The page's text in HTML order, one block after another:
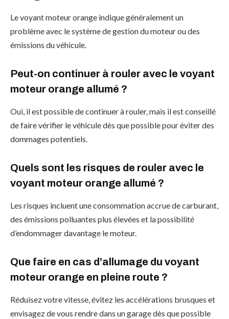
Le voyant moteur orange indique généralement un
problème avec le système de gestion du moteur ou des
émissions du véhicule.
Peut-on continuer à rouler avec le voyant
moteur orange allumé ?
Oui, il est possible de continuer à rouler, mais il est conseillé
de faire vérifier le véhicule dès que possible pour éviter des
dommages potentiels.
Quels sont les risques de rouler avec le
voyant moteur orange allumé ?
Les risques incluent une consommation accrue de carburant,
des émissions polluantes plus élevées et la possibilité
d’endommager davantage le moteur.
Que faire en cas d’allumage du voyant
moteur orange en pleine route ?
Réduisez votre vitesse, évitez les accélérations brusques et
envisagez de vous rendre dans un garage dès que possible